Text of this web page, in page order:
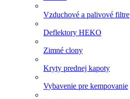
Vzduchové a palivové filtre
Deflektory HEKO
Zimné clony
Kryty prednej kapoty
Vybavenie pre kempovanie